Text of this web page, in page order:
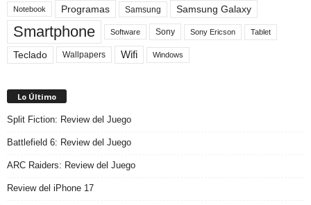
Notebook Programas Samsung Samsung Galaxy
Smartphone Software Sony Sony Ericson Tablet
Teclado Wallpapers Wifi Windows
Lo Último
Split Fiction: Review del Juego
Battlefield 6: Review del Juego
ARC Raiders: Review del Juego
Review del iPhone 17